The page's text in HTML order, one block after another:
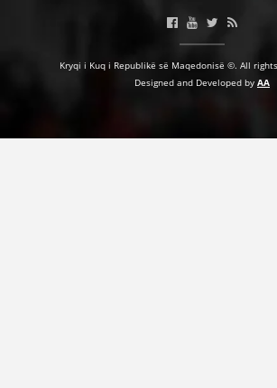
Kryqi i Kuq i Republikë së Maqedonisë ©. All
Designed and Developed by AA